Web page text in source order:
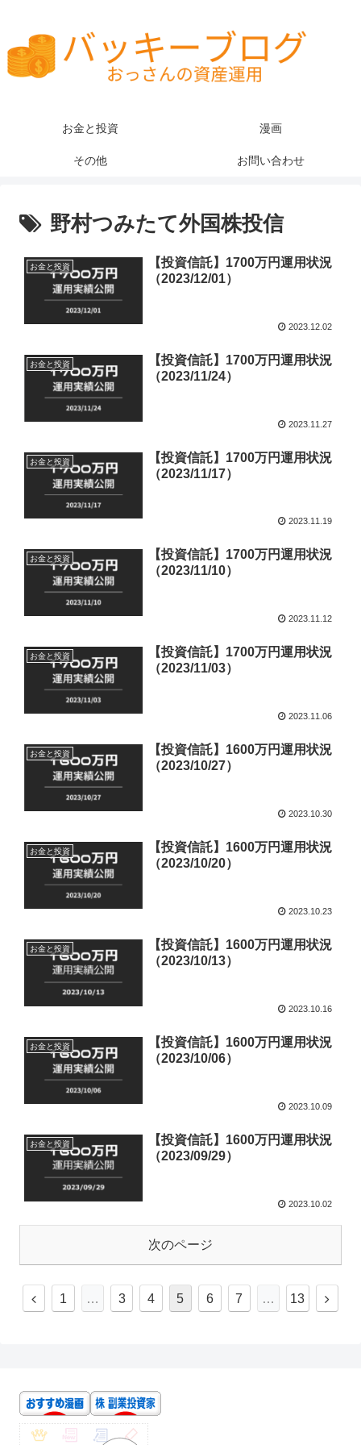
お金と投資 漫画
その他 お問い合わせ
野村つみたて外国株投信
お金と投資
【投資信託】1700万円運用状況
（2023/12/01）
2023.12.02
お金と投資
【投資信託】1700万円運用状況
（2023/11/24）
2023.11.27
お金と投資
【投資信託】1700万円運用状況
（2023/11/17）
2023.11.19
お金と投資
【投資信託】1700万円運用状況
（2023/11/10）
2023.11.12
お金と投資
【投資信託】1700万円運用状況
（2023/11/03）
2023.11.06
お金と投資
【投資信託】1600万円運用状況
（2023/10/27）
2023.10.30
お金と投資
【投資信託】1600万円運用状況
（2023/10/20）
2023.10.23
お金と投資
【投資信託】1600万円運用状況
（2023/10/13）
2023.10.16
お金と投資
【投資信託】1600万円運用状況
（2023/10/06）
2023.10.09
お金と投資
【投資信託】1600万円運用状況
（2023/09/29）
2023.10.02
次のページ
1 … 3 4 5 6 7 … 13